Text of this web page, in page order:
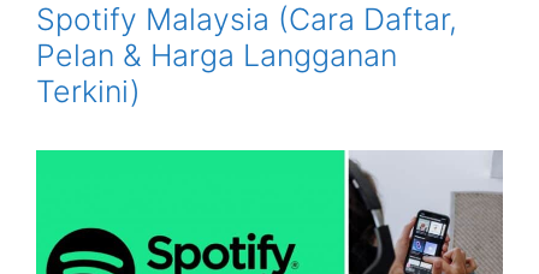
Spotify Malaysia (Cara Daftar,
Pelan & Harga Langganan
Terkini)